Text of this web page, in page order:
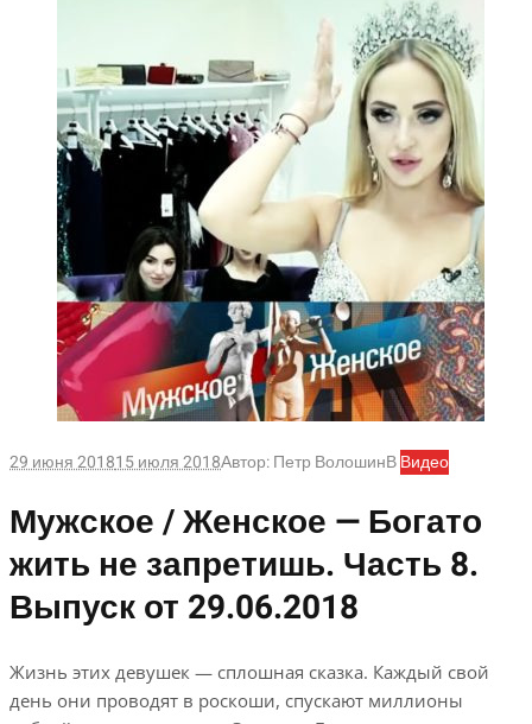
29 июня 201815 июля 2018Автор:Петр ВолошинВВидео
Мужское / Женское — Богато
жить не запретишь. Часть 8.
Выпуск от 29.06.2018
Жизнь этих девушек — сплошная сказка. Каждый свой
день они проводят в роскоши, спускают миллионы